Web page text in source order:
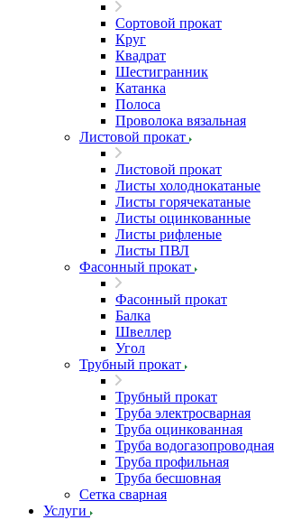
Сортовой прокат
Круг
Квадрат
Шестигранник
Катанка
Полоса
Проволока вязальная
Листовой прокат
Листовой прокат
Листы холоднокатаные
Листы горячекатаные
Листы оцинкованные
Листы рифленые
Листы ПВЛ
Фасонный прокат
Фасонный прокат
Балка
Швеллер
Угол
Трубный прокат
Трубный прокат
Труба электросварная
Труба оцинкованная
Труба водогазопроводная
Труба профильная
Труба бесшовная
Сетка сварная
Услуги